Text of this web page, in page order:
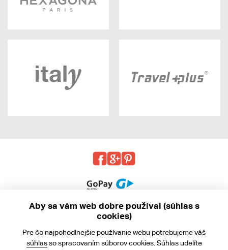
Obchodné podmienky
Aby sa vám web dobre používal (súhlas s
cookies)
Pre čo najpohodlnejšie používanie webu potrebujeme váš
súhlasso spracovaním súborov cookies. Súhlas udelíte